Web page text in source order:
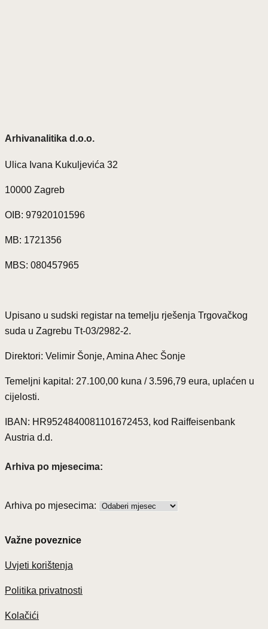
Arhivanalitika d.o.o.
Ulica Ivana Kukuljevića 32
10000 Zagreb
OIB: 97920101596
MB: 1721356
MBS: 080457965
Upisano u sudski registar na temelju rješenja Trgovačkog
suda u Zagrebu Tt-03/2982-2.
Direktori: Velimir Šonje, Amina Ahec Šonje
Temeljni kapital: 27.100,00 kuna / 3.596,79 eura, uplaćen u
cijelosti.
IBAN: HR9524840081101672453, kod Raiffeisenbank
Austria d.d.
Arhiva po mjesecima:
Arhiva po mjesecima:
Važne poveznice
Uvjeti korištenja
Politika privatnosti
Kolačići